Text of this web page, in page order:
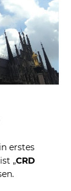
erstes
„CRD